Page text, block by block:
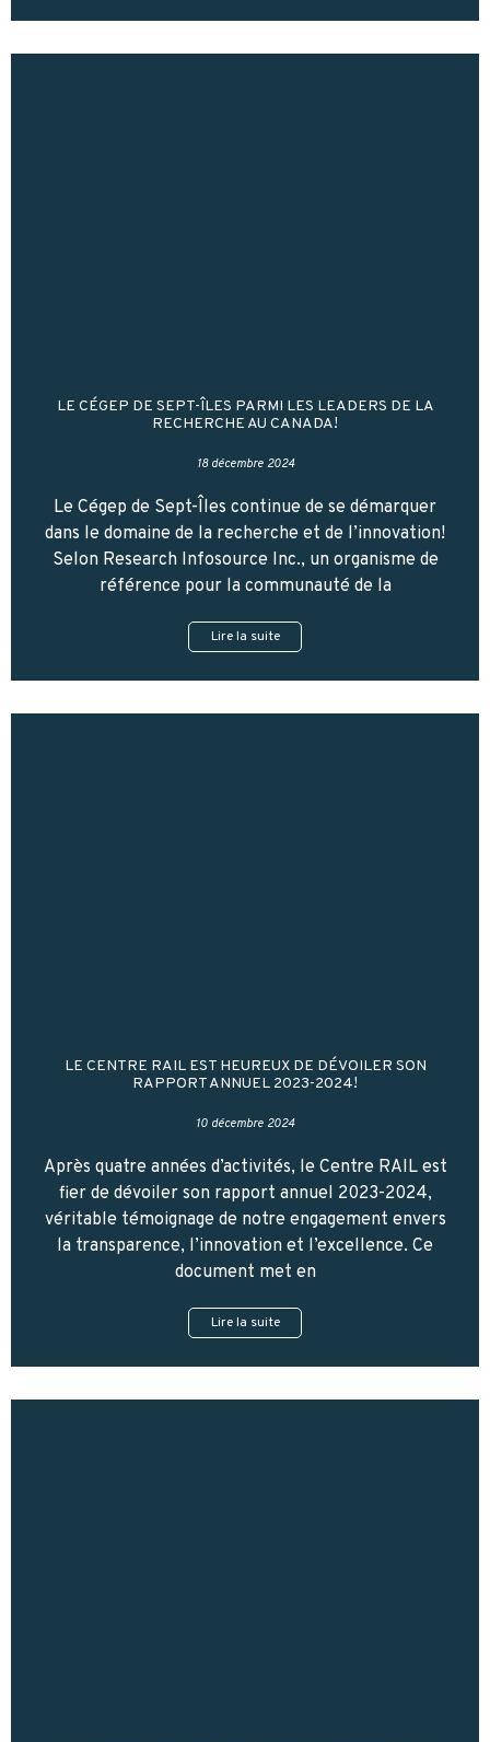
LE CÉGEP DE SEPT-ÎLES PARMI LES LEADERS DE LA
RECHERCHE AU CANADA!
18 décembre 2024
Le Cégep de Sept-Îles continue de se démarquer
dans le domaine de la recherche et de l’innovation!
Selon Research Infosource Inc., un organisme de
référence pour la communauté de la
Lire la suite
LE CENTRE RAIL EST HEUREUX DE DÉVOILER SON
RAPPORT ANNUEL 2023-2024!
10 décembre 2024
Après quatre années d’activités, le Centre RAIL est
fier de dévoiler son rapport annuel 2023-2024,
véritable témoignage de notre engagement envers
la transparence, l’innovation et l’excellence. Ce
document met en
Lire la suite